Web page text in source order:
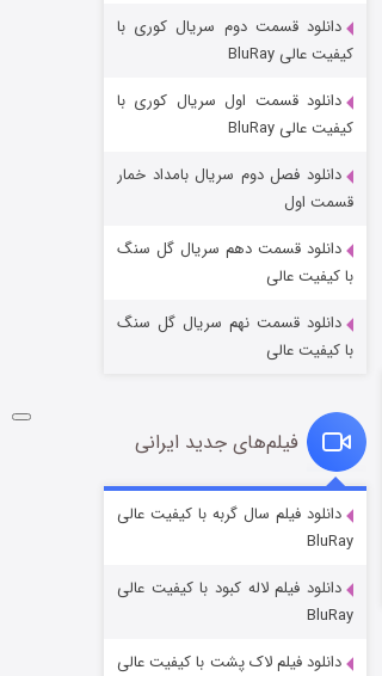
شکست استوارت در نجات جهان
قسمت ۷ (زیرنویس) منتشر شد
شوگر فصل ۲
قسمت
دانلود قسمت دوم سریال کوری با
کیفیت عالی BluRay
دانلود قسمت اول سریال کوری با
کیفیت عالی BluRay
دانلود فصل دوم سریال بامداد خمار
قسمت اول
دانلود قسمت دهم سریال گل سنگ
با کیفیت عالی
دانلود قسمت نهم سریال گل سنگ
با کیفیت عالی
فیلم‌های جدید ایرانی
دانلود فیلم سال گربه با کیفیت عالی
BluRay
دانلود فیلم لاله کبود با کیفیت عالی
BluRay
دانلود فیلم لاک پشت با کیفیت عالی